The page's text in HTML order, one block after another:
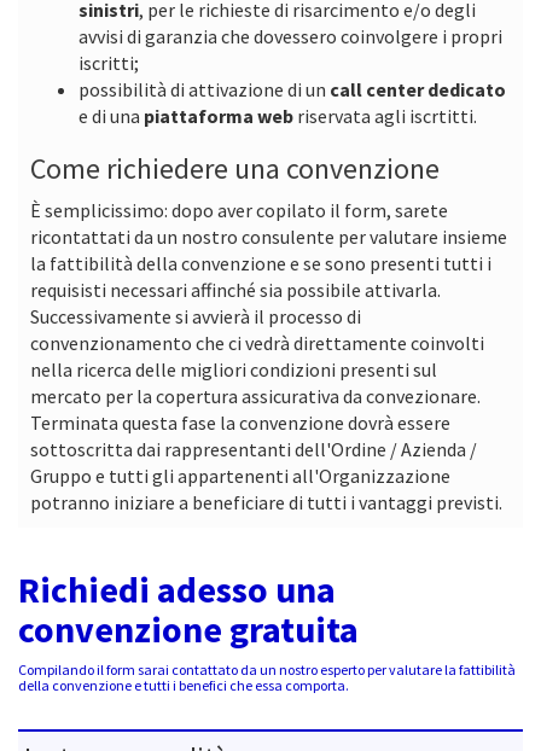
sinistri, per le richieste di risarcimento e/o degli
avvisi di garanzia che dovessero coinvolgere i propri
iscritti;
possibilità di attivazione di un call center dedicato
e di una piattaforma web riservata agli iscrtitti.
Come richiedere una convenzione
È semplicissimo: dopo aver copilato il form, sarete
ricontattati da un nostro consulente per valutare insieme
la fattibilità della convenzione e se sono presenti tutti i
requisisti necessari affinché sia possibile attivarla.
Successivamente si avvierà il processo di
convenzionamento che ci vedrà direttamente coinvolti
nella ricerca delle migliori condizioni presenti sul
mercato per la copertura assicurativa da convezionare.
Terminata questa fase la convenzione dovrà essere
sottoscritta dai rappresentanti dell'Ordine / Azienda /
Gruppo e tutti gli appartenenti all'Organizzazione
potranno iniziare a beneficiare di tutti i vantaggi previsti.
Richiedi adesso una
convenzione gratuita
Compilando il form sarai contattato da un nostro esperto per valutare la fattibilità
della convenzione e tutti i benefici che essa comporta.